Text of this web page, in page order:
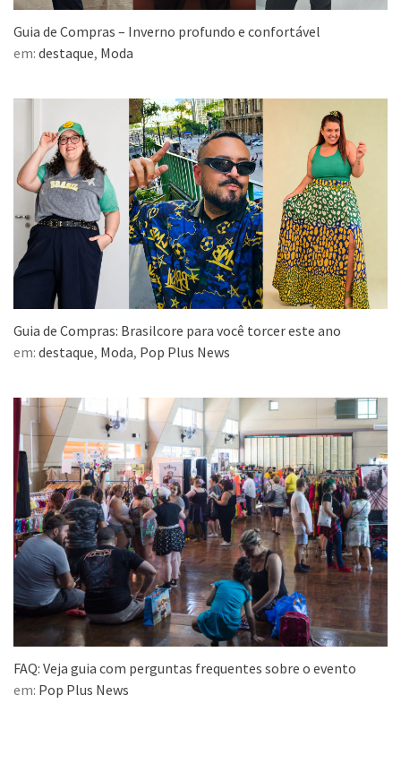
Guia de Compras – Inverno profundo e confortável
em: destaque, Moda
Guia de Compras: Brasilcore para você torcer este ano
em: destaque, Moda, Pop Plus News
FAQ: Veja guia com perguntas frequentes sobre o evento
em: Pop Plus News